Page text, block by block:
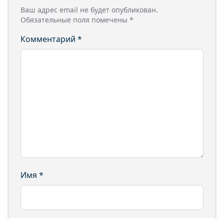
Ваш адрес email не будет опубликован.
Обязательные поля помечены *
Комментарий *
Имя *